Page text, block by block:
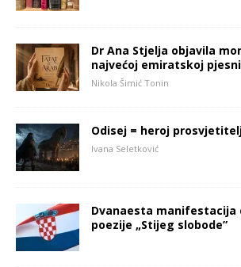
Dr Ana Stjelja objavila
najvećoj emiratskoj
Nikola Šimić Tonin
Odisej = heroj
Ivana Seletković
Dvanaesta manifestacija
poezije „Stijeg slobode”